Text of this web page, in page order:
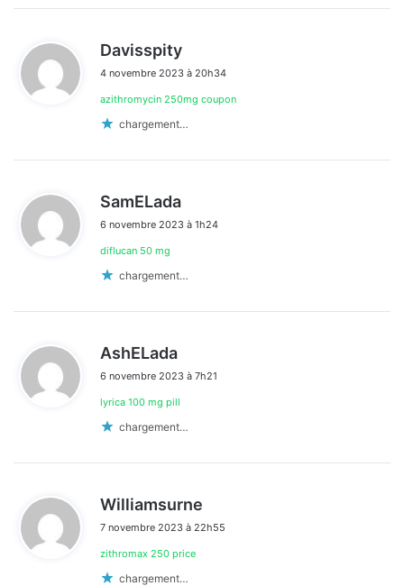
Davisspity
t
4 novembre 2023 à 20h34
azithromycin 250mg coupon
chargement…
SamELada
t
6 novembre 2023 à 1h24
diflucan 50 mg
chargement…
AshELada
t
6 novembre 2023 à 7h21
lyrica 100 mg pill
chargement…
Williamsurne
t
7 novembre 2023 à 22h55
zithromax 250 price
chargement…